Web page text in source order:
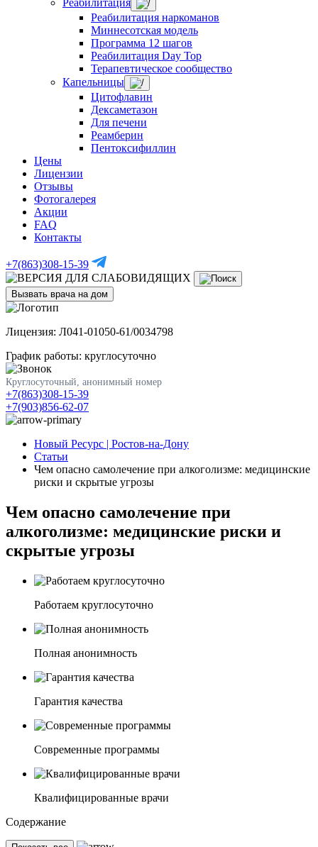
Реабилитация
Реабилитация наркоманов
Миннесотская модель
Программа 12 шагов
Реабилитация Day Top
Терапевтическое сообщество
Капельницы
Цитофлавин
Дексаметазон
Для печени
Реамберин
Пентоксифиллин
Цены
Лицензии
Отзывы
Фотогалерея
Акции
FAQ
Контакты
+7(863)308-15-39
Вызвать врача на дом
Лицензия: Л041-01050-61/0034798
График работы: круглосуточно
Круглосуточный, анонимный номер
+7(863)308-15-39
+7(903)856-62-07
Новый Ресурс | Ростов-на-Дону
Статьи
Чем опасно самолечение при алкоголизме: медицинские
риски и скрытые угрозы
Чем опасно самолечение при
алкоголизме: медицинские риски и
скрытые угрозы
Работаем круглосуточно
Полная анонимность
Гарантия качества
Современные программы
Квалифицированные врачи
Содержание